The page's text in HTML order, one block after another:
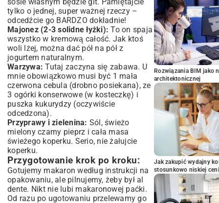
tylko o jednej, super ważnej rzeczy –
odcedźcie go BARDZO dokładnie!
Majonez (2-3 solidne łyżki): To on spaja
wszystko w kremową całość. Jak ktoś
woli lżej, można dać pół na pół z
jogurtem naturalnym.
Warzywa: Tutaj zaczyna się zabawa. U
mnie obowiązkowo musi być 1 mała
czerwona cebula (drobno posiekana), ze
3 ogórki konserwowe (w kosteczkę) i
puszka kukurydzy (oczywiście
odcedzona).
Przyprawy i zielenina: Sól, świeżo
mielony czarny pieprz i cała masa
świeżego koperku. Serio, nie żałujcie
koperku.
Przygotowanie krok po kroku:
Gotujemy makaron według instrukcji na
opakowaniu, ale pilnujemy, żeby był al
dente. Nikt nie lubi makaronowej paćki.
Od razu po ugotowaniu przelewamy go
Rozwiązania BIM jako
architektonicznej
Jak zakupić wydajny
stosunkowo niskiej